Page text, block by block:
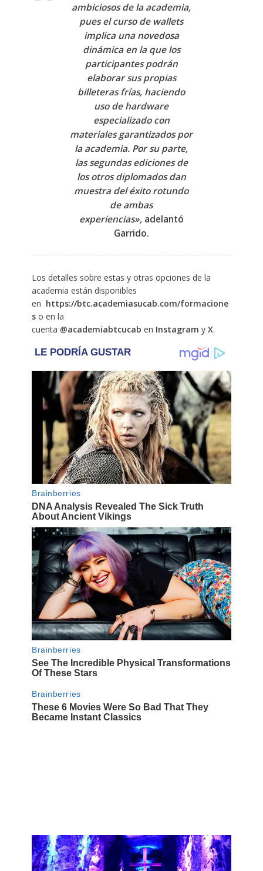
ambiciosos de la academia,
pues el curso de wallets
implica una novedosa
dinámica en la que los
participantes podrán
elaborar sus propias
billeteras frías, haciendo
uso de hardware
especializado con
materiales garantizados por
la academia. Por su parte,
las segundas ediciones de
los otros diplomados dan
muestra del éxito rotundo
de ambas
experiencias»,adelantó
Garrido.
Los detalles sobre estas y otras opciones de la
academia están disponibles
en https://btc.academiasucab.com/formacione
so en la
cuenta @academiabtcucab en Instagram y X.